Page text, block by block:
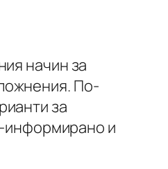
начин за
По-
за
информирано и